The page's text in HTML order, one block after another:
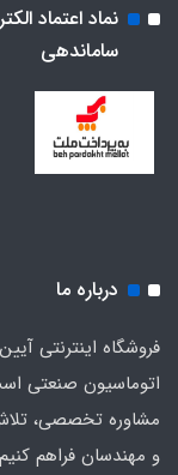
نماد اعتماد
ساماندهی
درباره ما
فروشگاه اینترنتی
اتوماسیون صنعتی
مشاوره تخصصی،
و مهندسان فراهم کنیم